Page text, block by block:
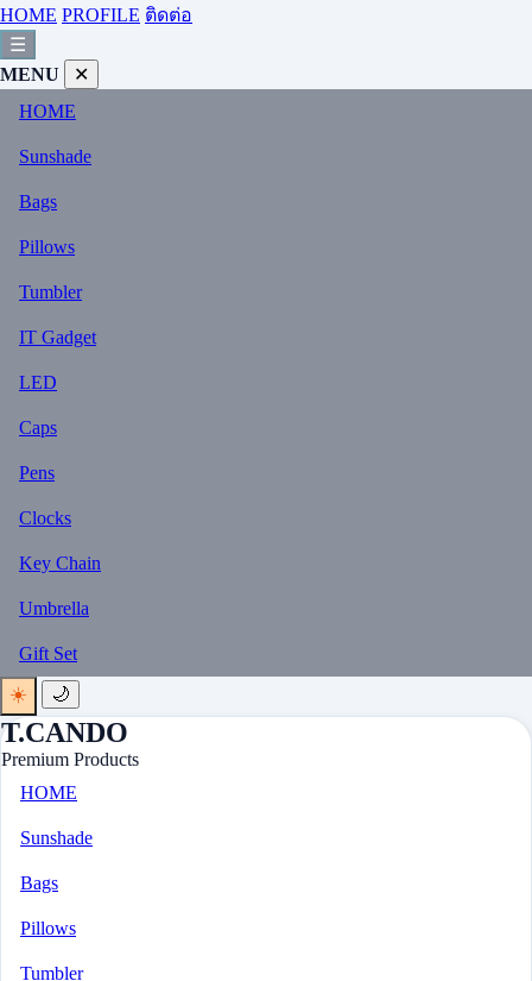
HOME PROFILE ติดต่อ
☰
MENU
✕
HOME
Sunshade
Bags
Pillows
Tumbler
IT Gadget
LED
Caps
Pens
Clocks
Key Chain
Umbrella
Gift Set
☀️
🌙
T.CANDO
Premium Products
HOME
Sunshade
Bags
Pillows
Tumbler